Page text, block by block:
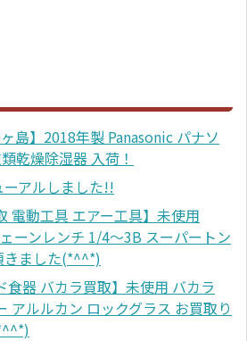
島】2018年製 Panasonic パナソ
乾燥除湿器 入荷！
アルしました!!
電動工具 エアー工具】未使用
ーンレンチ 1/4～3B スーパートン
きました(*^^*)
食器 バカラ買取】未使用 バカラ
アルルカン ロックグラス お買取り